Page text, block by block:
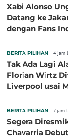
Xabi Alonso
Datang ke
dengan Fans
BERITA PILIHAN 4 jam
Tak Ada Lagi
Florian Wirtz
Liverpool usai
BERITA PILIHAN 7 jam
Segera
Chavarria